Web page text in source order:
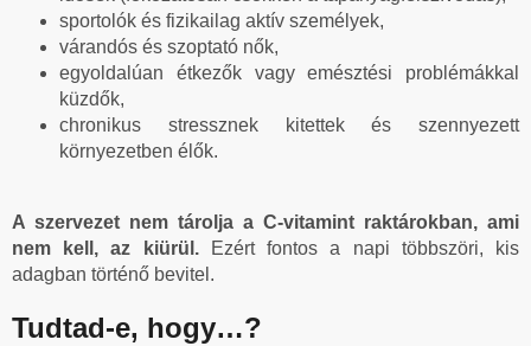
sportolók és fizikailag aktív személyek,
várandós és szoptató nők,
egyoldalúan étkezők vagy emésztési problémákkal
küzdők,
chronikus stressznek kitettek és szennyezett
környezetben élők.
A szervezet nem tárolja a C-vitamint raktárokban, ami
nem kell, az kiürül.Ezért fontos a napi többszöri, kis
adagban történő bevitel.
Tudtad-e, hogy…?